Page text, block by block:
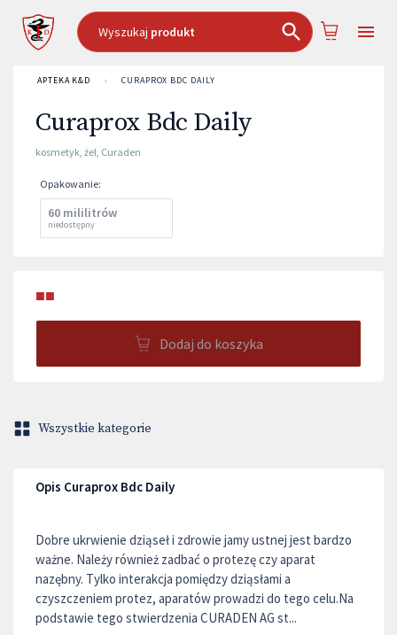
Wyszukaj produkt
APTEKA K&D › CURAPROX BDC DAILY
Curaprox Bdc Daily
kosmetyk, żel, Curaden
Opakowanie:
60 mililitrów
niedostępny
■■
Dodaj do koszyka
Wszystkie kategorie
Opis Curaprox Bdc Daily
Dobre ukrwienie dziąseł i zdrowie jamy ustnej jest bardzo
ważne. Należy również zadbać o protezę czy aparat
nazębny. Tylko interakcja pomiędzy dziąsłami a
czyszczeniem protez, aparatów prowadzi do tego celu.Na
podstawie tego stwierdzenia CURADEN AG st...